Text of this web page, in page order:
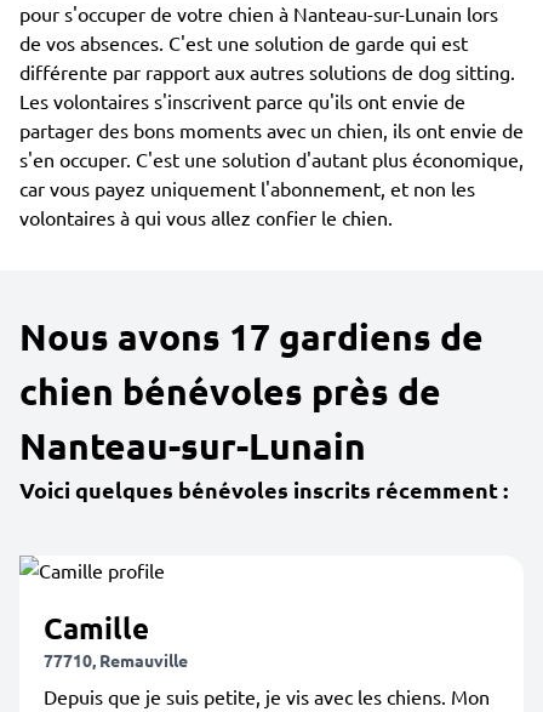
pour s'occuper de votre chien à Nanteau-sur-Lunain lors
de vos absences. C'est une solution de garde qui est
différente par rapport aux autres solutions de dog sitting.
Les volontaires s'inscrivent parce qu'ils ont envie de
partager des bons moments avec un chien, ils ont envie de
s'en occuper. C'est une solution d'autant plus économique,
car vous payez uniquement l'abonnement, et non les
volontaires à qui vous allez confier le chien.
Nous avons 17 gardiens de
chien bénévoles près de
Nanteau-sur-Lunain
Voici quelques bénévoles inscrits récemment :
Camille
77710, Remauville
Depuis que je suis petite, je vis avec les chiens. Mon